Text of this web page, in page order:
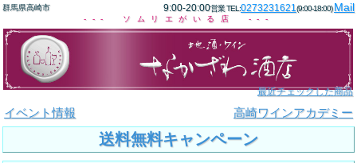
群馬県高崎市 9:00-20:00営業 TEL:0273231621(9:00-18:00)Mail
--- ソムリエがいる店 ---
最近チェックした商品
イベント情報 高崎ワインアカデミー
送料無料キャンペーン